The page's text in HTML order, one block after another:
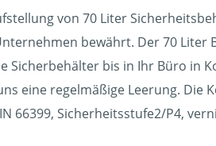
von 70 Liter
bewährt. Der 70
Sicherbehälter bis in Ihr Büro in
eine regelmäßige Leerung. Die
66399, Sicherheitsstufe2/P4,